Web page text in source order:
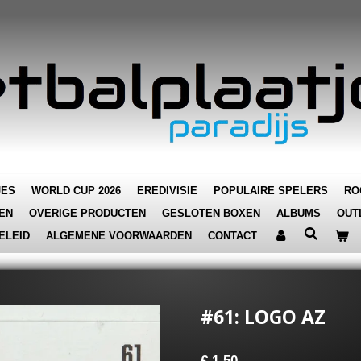
WORLD CUP 2026 EREDIVISIE POPULAIRE SPELERS
OVERIGE PRODUCTEN GESLOTEN BOXEN ALBUMS
ALGEMENE VOORWAARDEN CONTACT
#61: LOGO AZ